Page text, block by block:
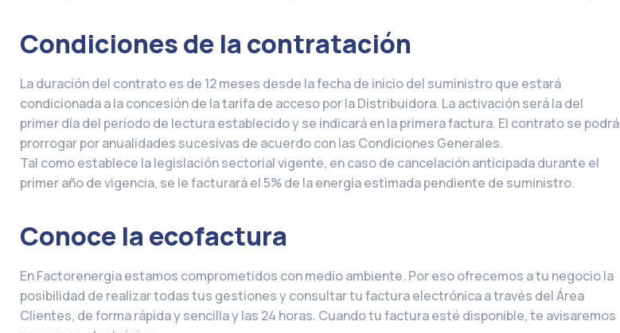
Condiciones de la contratación
La duración del contrato es de 12 meses desde la fecha de inicio del suministro que estará
condicionada a la concesión de la tarifa de acceso por la Distribuidora. La activación será la del
primer día del periodo de lectura establecido y se indicará en la primera factura. El contrato se podrá
prorrogar por anualidades sucesivas de acuerdo con las Condiciones Generales.
Tal como establece la legislación sectorial vigente, en caso de cancelación anticipada durante el
primer año de vigencia, se le facturará el 5% de la energía estimada pendiente de suministro.
Conoce la ecofactura
En Factorenergia estamos comprometidos con medio ambiente. Por eso ofrecemos a tu negocio la
posibilidad de realizar todas tus gestiones y consultar tu factura electrónica a través del Área
Clientes, de forma rápida y sencilla y las 24 horas. Cuando tu factura esté disponible, te avisaremos